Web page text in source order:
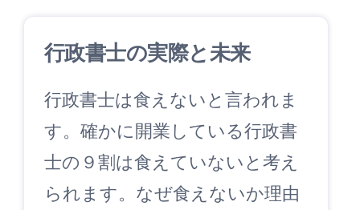
行政書士の実際と未来
行政書士は食えないと言われま
す。確かに開業している行政書
士の９割は食えていないと考え
られます。なぜ食えないか理由